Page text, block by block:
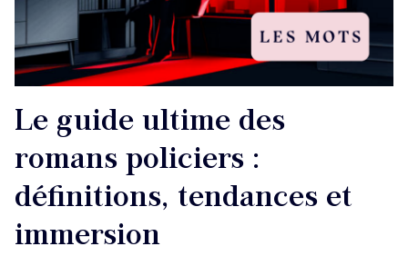
Le guide ultime des
romans policiers :
définitions, tendances et
immersion